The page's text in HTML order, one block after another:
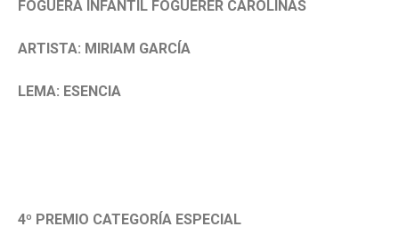
FOGUERA INFANTIL FOGUERER CAROLINAS
ARTISTA: MIRIAM GARCÍA
LEMA: ESENCIA
4º PREMIO CATEGORÍA ESPECIAL